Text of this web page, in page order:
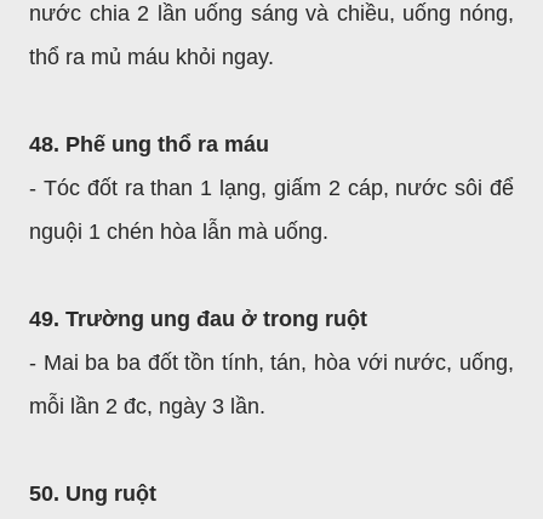
nước chia 2 lần uống sáng và chiều, uống nóng,
thổ ra mủ máu khỏi ngay.
48. Phế ung thổ ra máu
- Tóc đốt ra than 1 lạng, giấm 2 cáp, nước sôi để
nguội 1 chén hòa lẫn mà uống.
49. Trường ung đau ở trong ruột
- Mai ba ba đốt tồn tính, tán, hòa với nước, uống,
mỗi lần 2 đc, ngày 3 lần.
50. Ung ruột